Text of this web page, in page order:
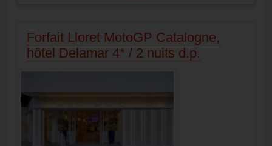
Forfait Lloret MotoGP Catalogne,
hôtel Delamar 4* / 2 nuits d.p.